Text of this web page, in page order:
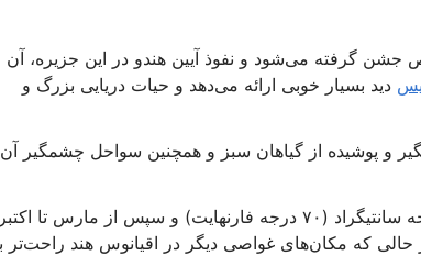
گرفته می‌شود و نفوذ آیین هندو در این جزیره، آن
دید بسیار خوبی ارائه می‌دهد و حیات دریایی بزرگ و
و پوشیده از گیاهان سبز و همچنین سواحل چشمگیر آن
دمای هوا از نوامبر تا آوریل کمترین مقدار خود را دارد، ۲۱ درجه سانتیگراد (۷۰ درجه فارنهایت) و سپس از مارس تا اکتبر
می‌یابد. در حالی که مکان‌های غواصی دیگر در اقیانوس هند راحت‌تر